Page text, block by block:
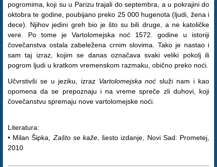
pogromima, koji su u Parizu trajali do septembra, a u pokrajini do
oktobra te godine, poubijano preko 25 000 hugenota (ljudi, žena i
dece). Njihov jedini greh bio je što su bili druge, a ne katoličke
vere. Po tome je Vartolomejska noć 1572. godine u istoriji
čovečanstva ostala zabeležena crnim slovima. Tako je nastao i
sam taj izraz, kojim se danas označava svaki veliki pokolj ili
pogrom ljudi u kratkom vremenskom razmaku, obično preko noći.
Učvrstivši se u jeziku, izraz Vartolomejska noć služi nam i kao
opomena da se prepoznaju i na vreme spreče zli duhovi, koji
čovečanstvu spremaju nove vartolomejske noći.
Literatura:
• Milan Šipka, Zašto se kaže , šesto izdanje, Novi Sad: Prometej,
2010